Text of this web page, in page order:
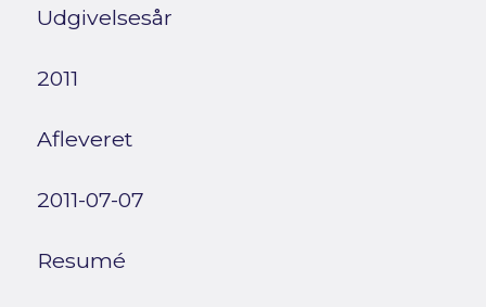
Udgivelsesår
2011
Afleveret
2011-07-07
Resumé